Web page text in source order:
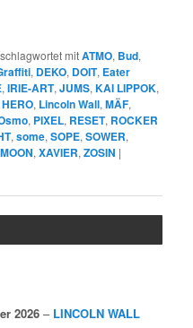
mitATMO, Bud,
, DEKO, DOIT, Eater
,IRIE-ART,JUMS,KAI LIPPOK,
, Lincoln Wall,MÄF,
, PIXEL, RESET, ROCKER
,some,SOPE,SOWER,
,XAVIER,ZOSIN |
2026 – LINCOLN WALL